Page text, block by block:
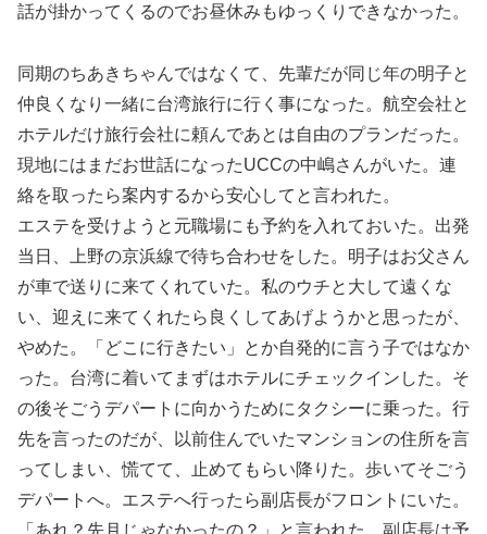
話が掛かってくるのでお昼休みもゆっくりできなかった。
同期のちあきちゃんではなくて、先輩だが同じ年の明子と
仲良くなり一緒に台湾旅行に行く事になった。航空会社と
ホテルだけ旅行会社に頼んであとは自由のプランだった。
現地にはまだお世話になったUCCの中嶋さんがいた。連
絡を取ったら案内するから安心してと言われた。
エステを受けようと元職場にも予約を入れておいた。出発
当日、上野の京浜線で待ち合わせをした。明子はお父さん
が車で送りに来てくれていた。私のウチと大して遠くな
い、迎えに来てくれたら良くしてあげようかと思ったが、
やめた。「どこに行きたい」とか自発的に言う子ではなか
った。台湾に着いてまずはホテルにチェックインした。そ
の後そごうデパートに向かうためにタクシーに乗った。行
先を言ったのだが、以前住んでいたマンションの住所を言
ってしまい、慌てて、止めてもらい降りた。歩いてそごう
デパートへ。エステへ行ったら副店長がフロントにいた。
「あれ？先月じゃなかったの？」と言われた。副店長は予